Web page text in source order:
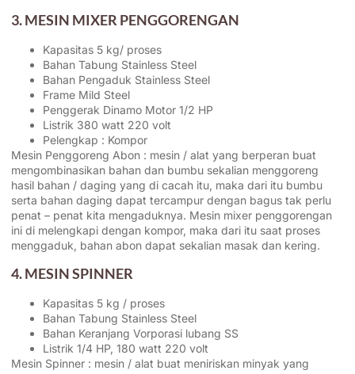
3. MESIN MIXER PENGGORENGAN
Kapasitas 5 kg/ proses
Bahan Tabung Stainless Steel
Bahan Pengaduk Stainless Steel
Frame Mild Steel
Penggerak Dinamo Motor 1/2 HP
Listrik 380 watt 220 volt
Pelengkap : Kompor
Mesin Penggoreng Abon : mesin / alat yang berperan buat
mengombinasikan bahan dan bumbu sekalian menggoreng
hasil bahan / daging yang di cacah itu, maka dari itu bumbu
serta bahan daging dapat tercampur dengan bagus tak perlu
penat – penat kita mengaduknya. Mesin mixer penggorengan
ini di melengkapi dengan kompor, maka dari itu saat proses
menggaduk, bahan abon dapat sekalian masak dan kering.
4. MESIN SPINNER
Kapasitas 5 kg / proses
Bahan Tabung Stainless Steel
Bahan Keranjang Vorporasi lubang SS
Listrik 1/4 HP, 180 watt 220 volt
Mesin Spinner : mesin / alat buat meniriskan minyak yang